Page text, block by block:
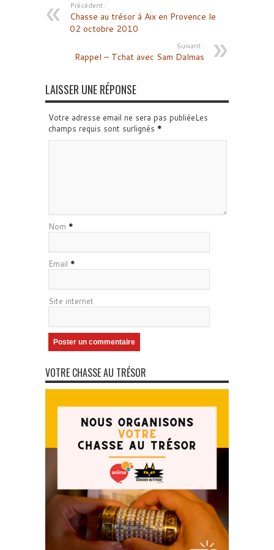
Précédent :
Chasse au trésor à Aix en Provence le
02 octobre 2010
Suivant :
Rappel – Tchat avec Sam Dalmas
LAISSER UNE RÉPONSE
Votre adresse email ne sera pas publiéeLes
champs requis sont surlignés *
Nom *
Email *
Site internet
VOTRE CHASSE AU TRÉSOR